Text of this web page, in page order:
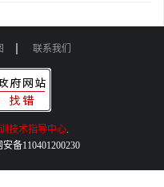
联系我们
技术指导中心.
备110401200230